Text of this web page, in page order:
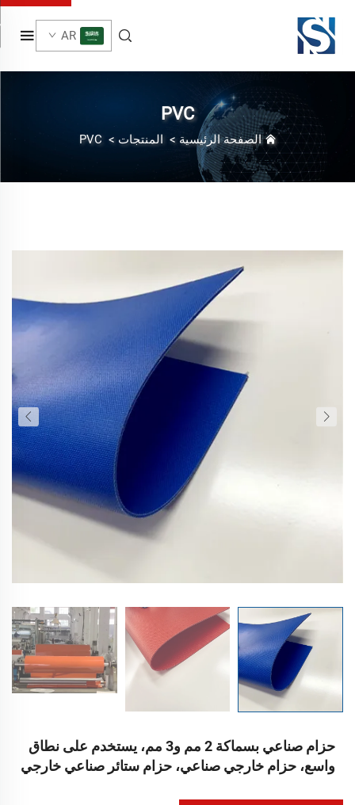
AR
PVC
الصفحة الرئيسية > المنتجات >
PVC
حزام صناعي بسماكة 2 مم و3 مم، يستخدم على نطاق
واسع، حزام خارجي صناعي، حزام ستائر صناعي خارجي